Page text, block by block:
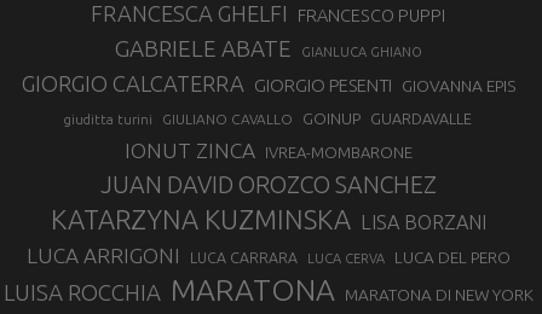
FRANCESCA GHELFI FRANCESCO PUPPI
GABRIELE ABATE GIANLUCA GHIANO
GIORGIO CALCATERRA GIORGIO PESENTI GIOVANNA EPIS
giuditta turini GIULIANO CAVALLO GOINUP GUARDAVALLE
IONUT ZINCA IVREA-MOMBARONE
JUAN DAVID OROZCO SANCHEZ
KATARZYNA KUZMINSKA LISA BORZANI
LUCA ARRIGONI LUCA CARRARA LUCA CERVA LUCA DEL PERO
LUISA ROCCHIA MARATONA MARATONA DI NEW YORK